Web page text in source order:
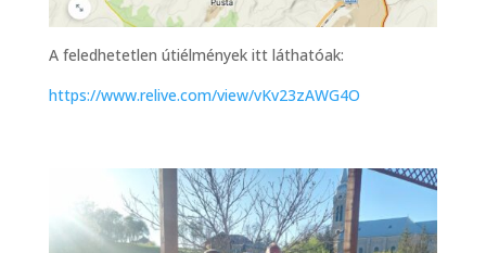
A feledhetetlen útiélmények itt láthatóak:
https://www.relive.com/view/vKv23zAWG4O